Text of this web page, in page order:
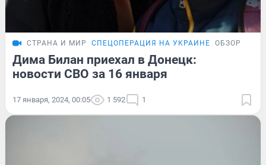
СТРАНА И МИР СПЕЦОПЕРАЦИЯ НА УКРАИНЕ ОБЗОР
Дима Билан приехал в Донецк:
новости СВО за 16 января
17 января, 2024, 00:05 1 592 1